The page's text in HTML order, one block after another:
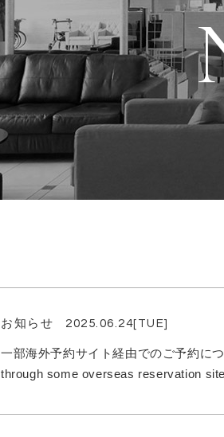
お知らせ 2025.06.24[TUE]
一部海外予約サイト経由でのご予約に
through some overseas reservation